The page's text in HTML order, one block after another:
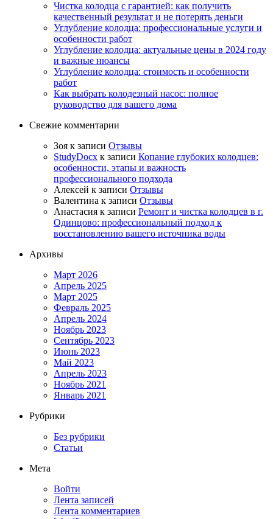
Чистка колодца с гарантией: как получить
качественный результат и не потерять деньги
Углубление колодца: профессиональные услуги и
особенности работ
Углубление колодца: актуальные цены в 2024 году
и важные нюансы
Углубление колодца: стоимость и особенности
работ
Как выбрать колодезный насос: полное
руководство для вашего дома
Свежие комментарии
Зоя к записи Отзывы
StudyDocx к записи Копание глубоких колодцев:
особенности, этапы и важность
профессионального подхода
Алексей к записи Отзывы
Валентина к записи Отзывы
Анастасия к записи Ремонт и чистка колодцев в г.
Одинцово: профессиональный подход к
восстановлению вашего источника воды
Архивы
Март 2026
Апрель 2025
Март 2025
Февраль 2025
Апрель 2024
Ноябрь 2023
Сентябрь 2023
Июнь 2023
Май 2023
Апрель 2023
Ноябрь 2021
Январь 2021
Рубрики
Без рубрики
Статьи
Мета
Войти
Лента записей
Лента комментариев